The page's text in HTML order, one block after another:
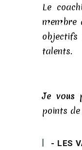
Le
membre
objectifs
talents.
Je vous
points
- LES